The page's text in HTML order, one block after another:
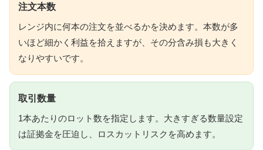
注文本数
レンジ内に何本の注文を並べるかを決めます。本数が多
いほど細かく利益を拾えますが、その分含み損も大きく
なりやすいです。
取引数量
1本あたりのロット数を指定します。大きすぎる数量設定
は証拠金を圧迫し、ロスカットリスクを高めます。